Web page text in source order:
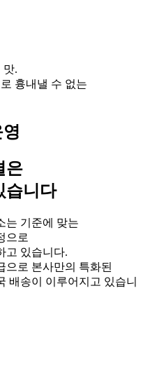
맛.
흉내낼 수 없는
은
습니다
는 기준에 맞는
으로
고 있습니다.
으로 본사만의 특화된
배송이 이루어지고 있습니